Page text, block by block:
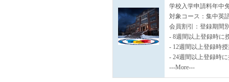
学校入学申請料年中
対象コース：集中英
会員割引：登録期間
- 8週間以上登録時に
- 12週間以上登録時
- 24週間以上登録時
---More---